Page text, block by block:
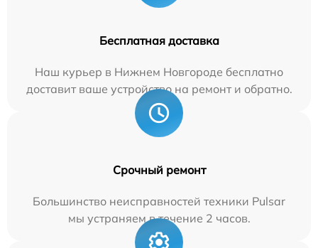
Бесплатная доставка
Наш курьер в Нижнем Новгороде бесплатно
доставит ваше устройство на ремонт и обратно.
Срочный ремонт
Большинство неисправностей техники Pulsar
мы устраняем в течение 2 часов.